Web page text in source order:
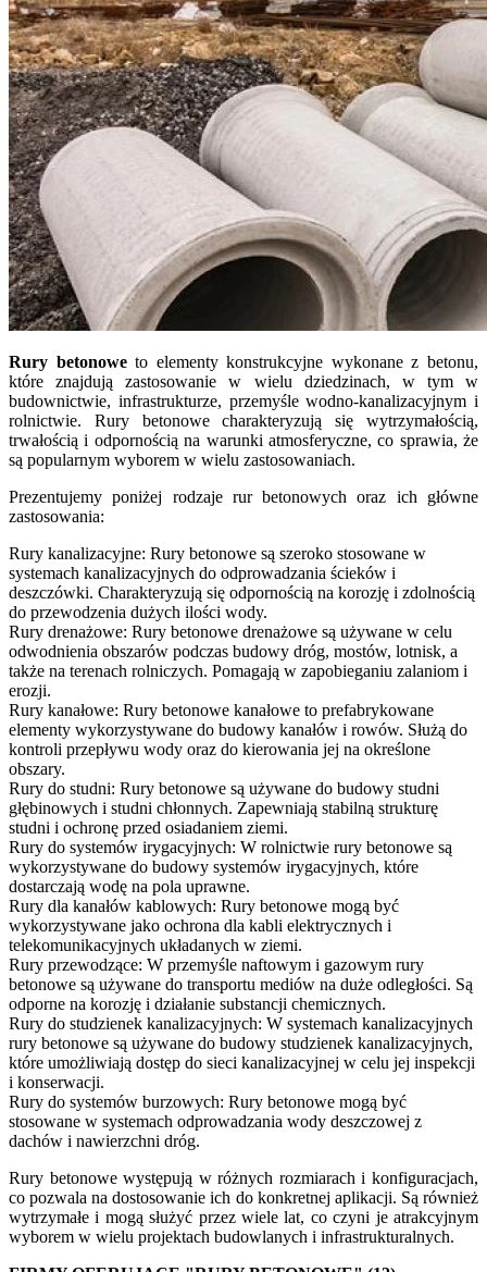
Rury betonoweto elementy konstrukcyjne wykonane z betonu,
które znajdują zastosowanie w wielu dziedzinach, w tym w
budownictwie, infrastrukturze, przemyśle wodno-kanalizacyjnym i
rolnictwie. Rury betonowe charakteryzują się wytrzymałością,
trwałością i odpornością na warunki atmosferyczne, co sprawia, że
są popularnym wyborem w wielu zastosowaniach.
Prezentujemy poniżej rodzaje rur betonowych oraz ich główne
zastosowania:
Rury kanalizacyjne: Rury betonowe są szeroko stosowane w
systemach kanalizacyjnych do odprowadzania ścieków i
deszczówki. Charakteryzują się odpornością na korozję i zdolnością
do przewodzenia dużych ilości wody.
Rury drenażowe: Rury betonowe drenażowe są używane w celu
odwodnienia obszarów podczas budowy dróg, mostów, lotnisk, a
także na terenach rolniczych. Pomagają w zapobieganiu zalaniom i
erozji.
Rury kanałowe: Rury betonowe kanałowe to prefabrykowane
elementy wykorzystywane do budowy kanałów i rowów. Służą do
kontroli przepływu wody oraz do kierowania jej na określone
obszary.
Rury do studni: Rury betonowe są używane do budowy studni
głębinowych i studni chłonnych. Zapewniają stabilną strukturę
studni i ochronę przed osiadaniem ziemi.
Rury do systemów irygacyjnych: W rolnictwie rury betonowe są
wykorzystywane do budowy systemów irygacyjnych, które
dostarczają wodę na pola uprawne.
Rury dla kanałów kablowych: Rury betonowe mogą być
wykorzystywane jako ochrona dla kabli elektrycznych i
telekomunikacyjnych układanych w ziemi.
Rury przewodzące: W przemyśle naftowym i gazowym rury
betonowe są używane do transportu mediów na duże odległości. Są
odporne na korozję i działanie substancji chemicznych.
Rury do studzienek kanalizacyjnych: W systemach kanalizacyjnych
rury betonowe są używane do budowy studzienek kanalizacyjnych,
które umożliwiają dostęp do sieci kanalizacyjnej w celu jej inspekcji
i konserwacji.
Rury do systemów burzowych: Rury betonowe mogą być
stosowane w systemach odprowadzania wody deszczowej z
dachów i nawierzchni dróg.
Rury betonowe występują w różnych rozmiarach i konfiguracjach,
co pozwala na dostosowanie ich do konkretnej aplikacji. Są również
wytrzymałe i mogą służyć przez wiele lat, co czyni je atrakcyjnym
wyborem w wielu projektach budowlanych i infrastrukturalnych.